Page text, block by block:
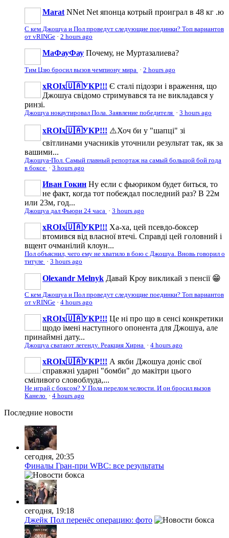
Marat NNet Net японца котрый проиграл в 48 кг .ю
С кем Джошуа и Пол проведут следующие поединки? Топ вариантов
от vRINGe · 2 hours ago
МаФауФау Почему, не Муртазалиева?
Тим Цзю бросил вызов чемпиону мира · 2 hours ago
xROIx🇺🇦УКР!!! Є сталі підозри і враження, що
Джошуа свідомо стримувався та не викладався у
ринзі.
Джошуа нокаутировал Пола. Заявление победителя · 3 hours ago
xROIx🇺🇦УКР!!! ⚠️Хоч би у "шапці" зі
світлинами учасників уточнили результат так, як за
вашими...
Джошуа-Пол. Самый главный репортаж на самый большой бой года
в боксе · 3 hours ago
Иван Гокин Ну если с фьюриком будет биться, то
не факт, когда тот побеждал последний раз? В 22м
или 23м, год...
Джошуа дал Фьюри 24 часа · 3 hours ago
xROIx🇺🇦УКР!!! Ха-ха, цей псевдо-боксер
втомився від власної втечі. Справді цей головний і
вщент очманілий клоун...
Пол объяснил, чего ему не хватило в бою с Джошуа. Вновь говорил о
титуле · 3 hours ago
Olexandr Melnyk Давай Кроу викликай з пенсії 😁
С кем Джошуа и Пол проведут следующие поединки? Топ вариантов
от vRINGe · 4 hours ago
xROIx🇺🇦УКР!!! Це ні про що в сенсі конкретики
щодо імені наступного опонента для Джошуа, але
принаймні дату...
Джошуа сватают легенду. Реакция Хирна · 4 hours ago
xROIx🇺🇦УКР!!! А якби Джошуа доніс свої
справжні ударні "бомби" до макітри цього
сміливого словоблуда,...
Не играй с боксом? У Пола перелом челюсти. И он бросил вызов
Канело · 4 hours ago
Последние новости
сегодня, 20:35
Финалы Гран-при WBC: все результаты
сегодня, 19:18
Джейк Пол перенёс операцию: фото